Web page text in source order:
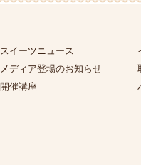
スイーツニュース
メディア登場のお知らせ
開催講座